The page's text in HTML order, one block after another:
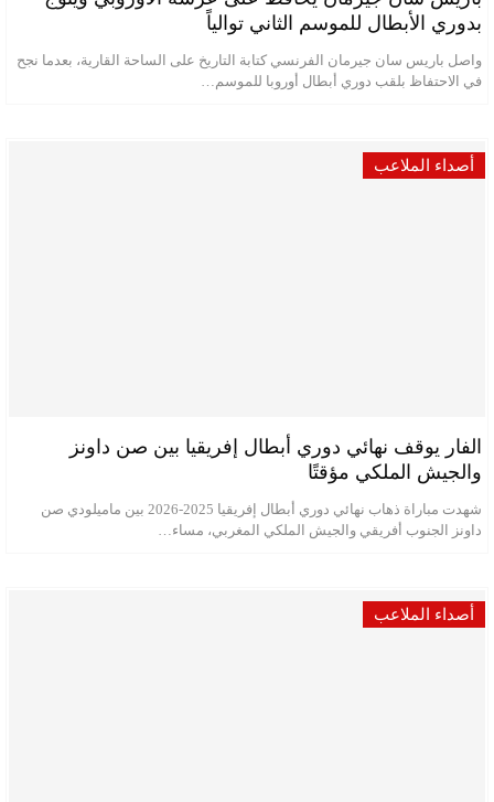
بدوري الأبطال للموسم الثاني توالياً
واصل باريس سان جيرمان الفرنسي كتابة التاريخ على الساحة القارية، بعدما نجح
في الاحتفاظ بلقب دوري أبطال أوروبا للموسم…
أصداء الملاعب
الفار يوقف نهائي دوري أبطال إفريقيا بين صن داونز
والجيش الملكي مؤقتًا
شهدت مباراة ذهاب نهائي دوري أبطال إفريقيا 2025-2026 بين ماميلودي صن
داونز الجنوب أفريقي والجيش الملكي المغربي، مساء…
أصداء الملاعب